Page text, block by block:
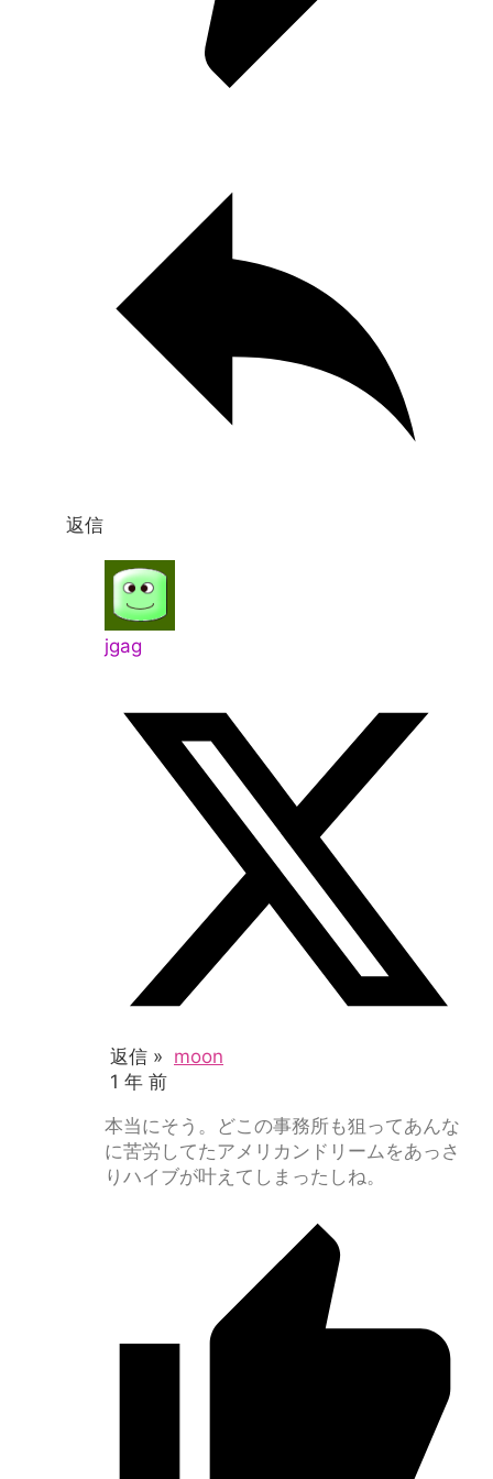
返信
jgag
返信 » moon
1 年 前
本当にそう。どこの事務所も狙ってあんな
に苦労してたアメリカンドリームをあっさ
りハイブが叶えてしまったしね。